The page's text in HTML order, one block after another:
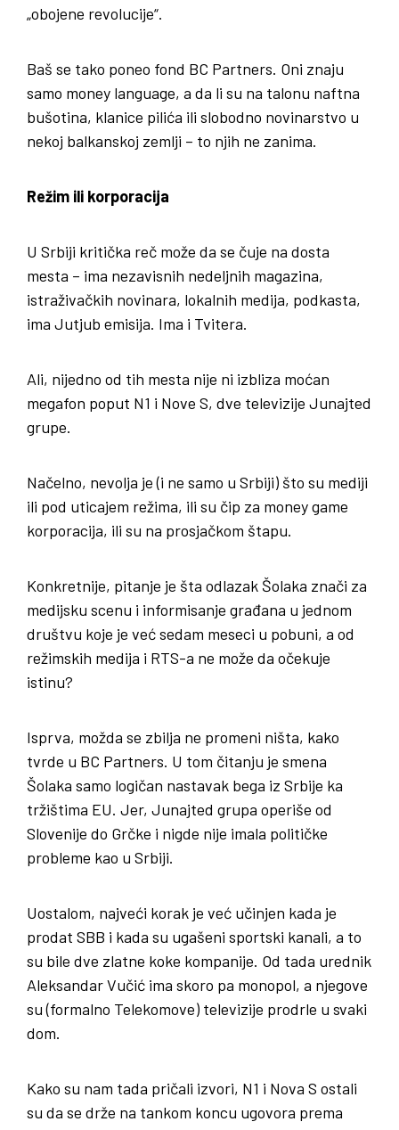
„obojene revolucije“.
Baš se tako poneo fond BC Partners. Oni znaju
samo money language, a da li su na talonu naftna
bušotina, klanice pilića ili slobodno novinarstvo u
nekoj balkanskoj zemlji – to njih ne zanima.
Režim ili korporacija
U Srbiji kritička reč može da se čuje na dosta
mesta – ima nezavisnih nedeljnih magazina,
istraživačkih novinara, lokalnih medija, podkasta,
ima Jutjub emisija. Ima i Tvitera.
Ali, nijedno od tih mesta nije ni izbliza moćan
megafon poput N1 i Nove S, dve televizije Junajted
grupe.
Načelno, nevolja je (i ne samo u Srbiji) što su mediji
ili pod uticajem režima, ili su čip za money game
korporacija, ili su na prosjačkom štapu.
Konkretnije, pitanje je šta odlazak Šolaka znači za
medijsku scenu i informisanje građana u jednom
društvu koje je već sedam meseci u pobuni, a od
režimskih medija i RTS-a ne može da očekuje
istinu?
Isprva, možda se zbilja ne promeni ništa, kako
tvrde u BC Partners. U tom čitanju je smena
Šolaka samo logičan nastavak bega iz Srbije ka
tržištima EU. Jer, Junajted grupa operiše od
Slovenije do Grčke i nigde nije imala političke
probleme kao u Srbiji.
Uostalom, najveći korak je već učinjen kada je
prodat SBB i kada su ugašeni sportski kanali, a to
su bile dve zlatne koke kompanije. Od tada urednik
Aleksandar Vučić ima skoro pa monopol, a njegove
su (formalno Telekomove) televizije prodrle u svaki
dom.
Kako su nam tada pričali izvori, N1 i Nova S ostali
su da se drže na tankom koncu ugovora prema